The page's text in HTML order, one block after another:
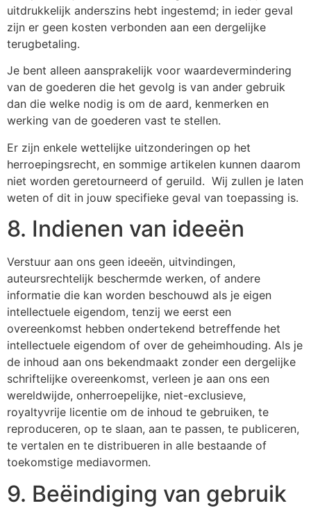
uitdrukkelijk anderszins hebt ingestemd; in ieder geval
zijn er geen kosten verbonden aan een dergelijke
terugbetaling.
Je bent alleen aansprakelijk voor waardevermindering
van de goederen die het gevolg is van ander gebruik
dan die welke nodig is om de aard, kenmerken en
werking van de goederen vast te stellen.
Er zijn enkele wettelijke uitzonderingen op het
herroepingsrecht, en sommige artikelen kunnen daarom
niet worden geretourneerd of geruild. Wij zullen je laten
weten of dit in jouw specifieke geval van toepassing is.
8. Indienen van ideeën
Verstuur aan ons geen ideeën, uitvindingen,
auteursrechtelijk beschermde werken, of andere
informatie die kan worden beschouwd als je eigen
intellectuele eigendom, tenzij we eerst een
overeenkomst hebben ondertekend betreffende het
intellectuele eigendom of over de geheimhouding. Als je
de inhoud aan ons bekendmaakt zonder een dergelijke
schriftelijke overeenkomst, verleen je aan ons een
wereldwijde, onherroepelijke, niet-exclusieve,
royaltyvrije licentie om de inhoud te gebruiken, te
reproduceren, op te slaan, aan te passen, te publiceren,
te vertalen en te distribueren in alle bestaande of
toekomstige mediavormen.
9. Beëindiging van gebruik